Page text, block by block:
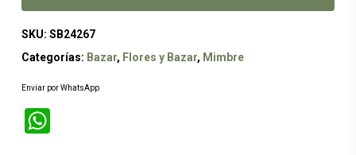
SKU: SB24267
Categorías: Bazar, Flores y Bazar, Mimbre
Enviar por WhatsApp
WhatsApp